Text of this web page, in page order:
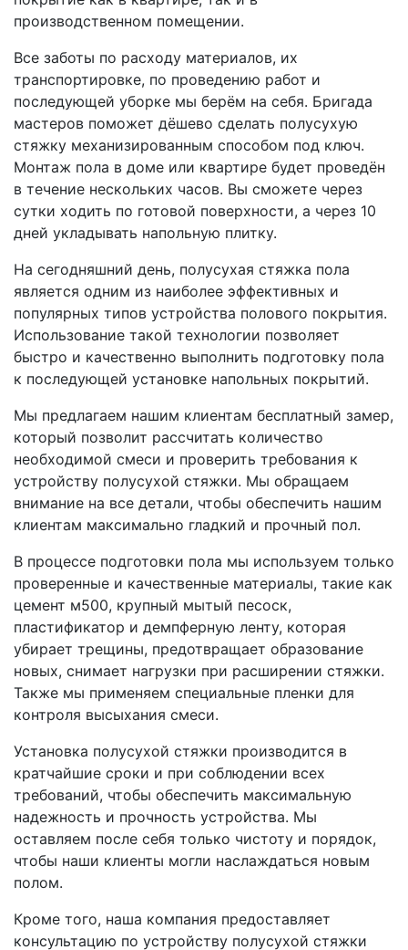
производственном помещении.
Все заботы по расходу материалов, их
транспортировке, по проведению работ и
последующей уборке мы берём на себя. Бригада
мастеров поможет дёшево сделать полусухую
стяжку механизированным способом под ключ.
Монтаж пола в доме или квартире будет проведён
в течение нескольких часов. Вы сможете через
сутки ходить по готовой поверхности, а через 10
дней укладывать напольную плитку.
На сегодняшний день, полусухая стяжка пола
является одним из наиболее эффективных и
популярных типов устройства полового покрытия.
Использование такой технологии позволяет
быстро и качественно выполнить подготовку пола
к последующей установке напольных покрытий.
Мы предлагаем нашим клиентам бесплатный замер,
который позволит рассчитать количество
необходимой смеси и проверить требования к
устройству полусухой стяжки. Мы обращаем
внимание на все детали, чтобы обеспечить нашим
клиентам максимально гладкий и прочный пол.
В процессе подготовки пола мы используем только
проверенные и качественные материалы, такие как
цемент м500, крупный мытый песоск,
пластификатор и демпферную ленту, которая
убирает трещины, предотвращает образование
новых, снимает нагрузки при расширении стяжки.
Также мы применяем специальные пленки для
контроля высыхания смеси.
Установка полусухой стяжки производится в
кратчайшие сроки и при соблюдении всех
требований, чтобы обеспечить максимальную
надежность и прочность устройства. Мы
оставляем после себя только чистоту и порядок,
чтобы наши клиенты могли наслаждаться новым
полом.
Кроме того, наша компания предоставляет
консультацию по устройству полусухой стяжки